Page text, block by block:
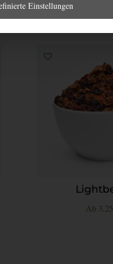
Ab 3,25
Einstellungen